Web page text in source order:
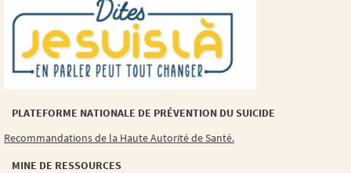
PLATEFORME NATIONALE DE PRÉVENTION DU SUICIDE
Recommandations de la Haute Autorité de Santé.
MINE DE RESSOURCES